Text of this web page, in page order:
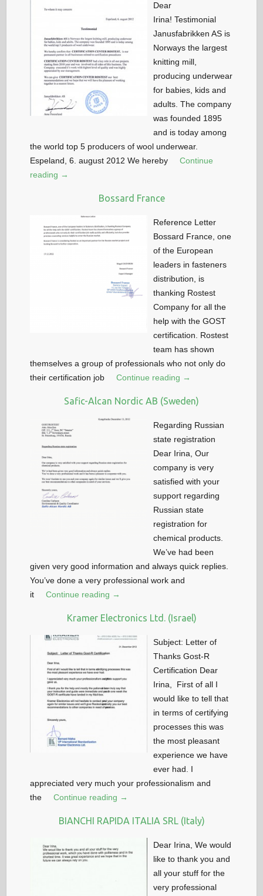
Dear
Irina! Testimonial
Janusfabrikken AS is
Norways the largest
knitting mill,
producing underwear
for babies, kids and
adults. The company
was founded 1895
and is today among
the world top 5 producers of wool underwear.
Espeland, 6. august 2012 We hereby
Continue
reading →
Bossard France
Reference Letter
Bossard France, one
of the European
leaders in fasteners
distribution, is
thanking Rostest
Company for all the
help with the GOST
certification. Rostest
team has shown
themselves a group of professionals who not only do
their certification job
Continue reading →
Safic-Alcan Nordic AB (Sweden)
Regarding Russian
state registration
Dear Irina, Our
company is very
satisfied with your
support regarding
Russian state
registration for
chemical products.
We’ve had been
given very good information and always quick replies.
You’ve done a very professional work and
it
Continue reading →
Kramer Electronics Ltd. (Israel)
Subject: Letter of
Thanks Gost-R
Certification Dear
Irina, First of all I
would like to tell that
in terms of certifying
processes this was
the most pleasant
experience we have
ever had. I
appreciated very much your professionalism and
the
Continue reading →
BIANCHI RAPIDA ITALIA SRL (Italy)
Dear Irina, We would
like to thank you and
all your stuff for the
very professional